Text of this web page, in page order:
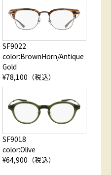
SF9022
color:BrownHorn/Antique
Gold
¥78,100（税込）
SF9018
color:Olive
¥64,900（税込）